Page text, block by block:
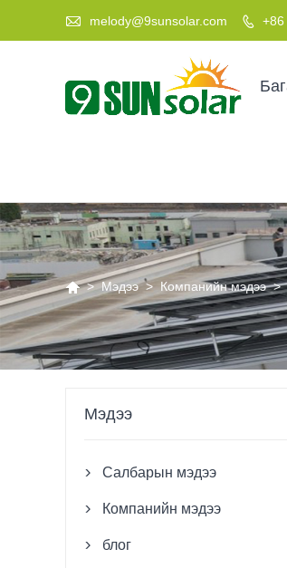
 melody@9sunsolar.com 
 > Мэдээ > Компанийн мэдээ >
Мэдээ
 Салбарын мэдээ
 Компанийн мэдээ
 блог